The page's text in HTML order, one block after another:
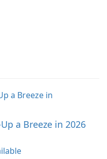
a Breeze in 2026